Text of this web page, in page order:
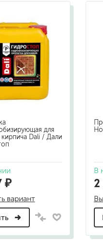
инструмент
материалы
инструмент
для
кирпича Dali / Дали
₽
вариант
В